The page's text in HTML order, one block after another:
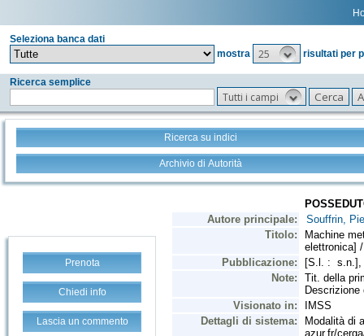
Seleziona banca dati
mostra
25 risultati per
Ricerca semplice
Tutti i campi
Ricerca su indici
Archivio di Autorità
Prenota
Chiedi info
Lascia un commento